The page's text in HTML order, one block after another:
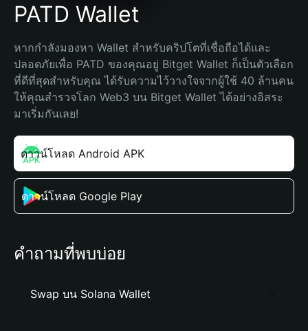
PATD Wallet
หากกำลังมองหา Wallet สำหรับคริปโตที่เชื่อถือได้และ
ปลอดภัยเพื่อ PATD ของคุณอยู่ Bitget Wallet ก็เป็นตัวเลือก
ที่ดีที่สุดสำหรับคุณ ได้รับความไว้วางใจจากผู้ใช้ 40 ล้านคน
ให้คุณสำรวจโลก Web3 บน Bitget Wallet ได้อย่างอิสระ
มาเริ่มกันเลย!
ดาวน์โหลด Android APK
ดาวน์โหลด Google Play
คำถามที่พบบ่อย
Swap บน Solana Wallet